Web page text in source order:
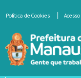
Política de Cookies